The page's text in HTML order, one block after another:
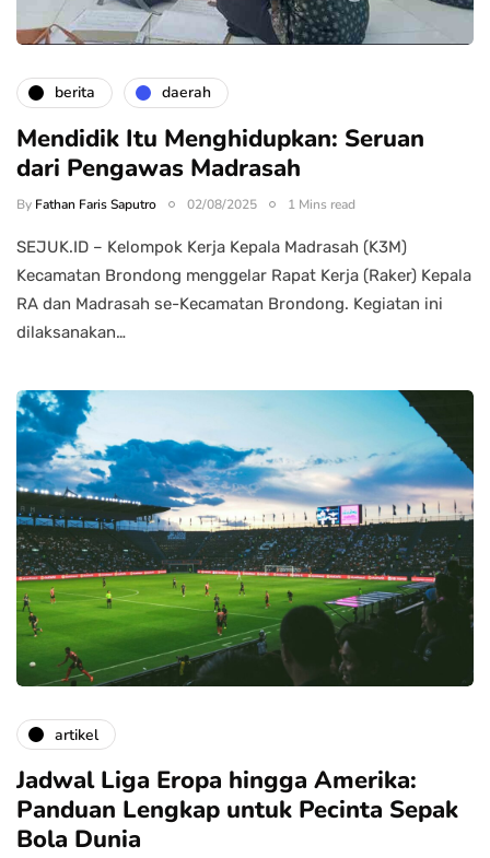
berita daerah
Mendidik Itu Menghidupkan: Seruan
dari Pengawas Madrasah
By Fathan Faris Saputro 02/08/2025 1 Mins read
SEJUK.ID – Kelompok Kerja Kepala Madrasah (K3M)
Kecamatan Brondong menggelar Rapat Kerja (Raker) Kepala
RA dan Madrasah se-Kecamatan Brondong. Kegiatan ini
dilaksanakan…
artikel
Jadwal Liga Eropa hingga Amerika:
Panduan Lengkap untuk Pecinta Sepak
Bola Dunia